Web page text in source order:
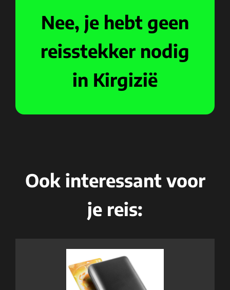
Nee, je hebt geen
reisstekker nodig
in Kirgizië
Ook interessant voor
je reis: